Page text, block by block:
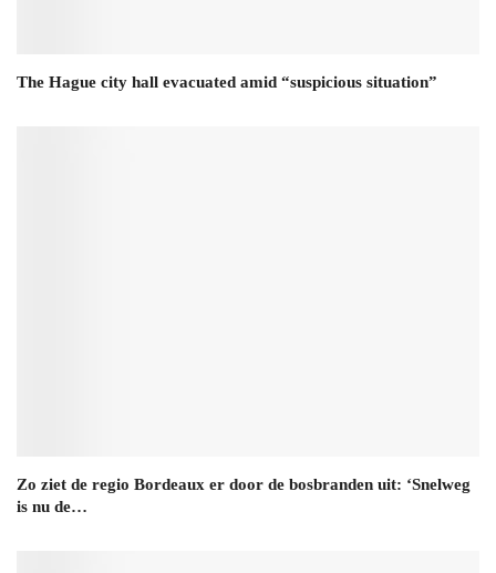
The Hague city hall evacuated amid “suspicious situation”
Zo ziet de regio Bordeaux er door de bosbranden uit: ‘Snelweg
is nu de…